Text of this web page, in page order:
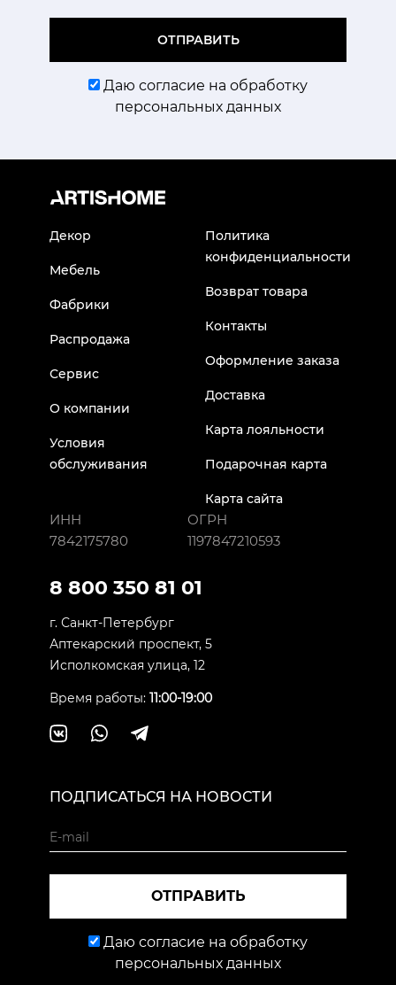
ОТПРАВИТЬ
Даю согласие на обработку
персональных данных
Декор
Мебель
Фабрики
Распродажа
Сервис
О компании
Условия
обслуживания
Политика
конфиденциальности
Возврат товара
Контакты
Оформление заказа
Доставка
Карта лояльности
Подарочная карта
Карта сайта
ИНН
7842175780
ОГРН
1197847210593
8 800 350 81 01
г. Санкт-Петербург
Аптекарский проспект, 5
Исполкомская улица, 12
Время работы: 11:00-19:00
ПОДПИСАТЬСЯ НА НОВОСТИ
ОТПРАВИТЬ
Даю согласие на обработку
персональных данных